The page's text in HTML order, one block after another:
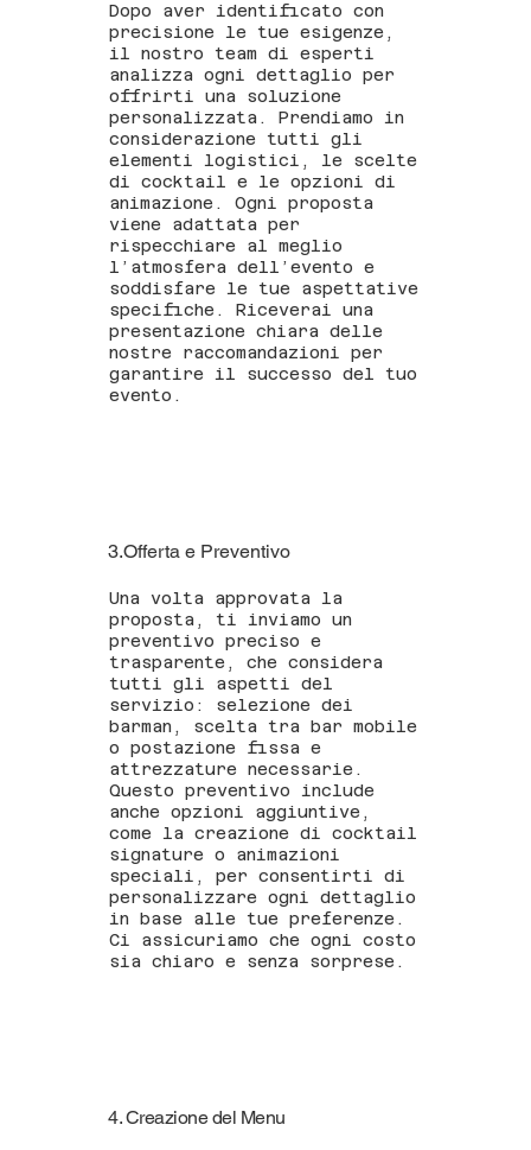
Dopo aver identificato con
precisione le tue esigenze,
il nostro team di esperti
analizza ogni dettaglio per
offrirti una soluzione
personalizzata. Prendiamo in
considerazione tutti gli
elementi logistici, le scelte
di cocktail e le opzioni di
animazione. Ogni proposta
viene adattata per
rispecchiare al meglio
l’atmosfera dell’evento e
soddisfare le tue aspettative
specifiche. Riceverai una
presentazione chiara delle
nostre raccomandazioni per
garantire il successo del tuo
evento.
3.Offerta e Preventivo
Una volta approvata la
proposta, ti inviamo un
preventivo preciso e
trasparente, che considera
tutti gli aspetti del
servizio: selezione dei
barman, scelta tra bar mobile
o postazione fissa e
attrezzature necessarie.
Questo preventivo include
anche opzioni aggiuntive,
come la creazione di cocktail
signature o animazioni
speciali, per consentirti di
personalizzare ogni dettaglio
in base alle tue preferenze.
Ci assicuriamo che ogni costo
sia chiaro e senza sorprese.
4. Creazione del Menu